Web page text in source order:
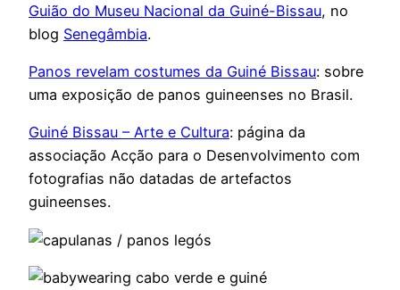
Guião do Museu Nacional da Guiné-Bissau, no
blog Senegâmbia.
Panos revelam costumes da Guiné Bissau: sobre
uma exposição de panos guineenses no Brasil.
Guiné Bissau – Arte e Cultura: página da
associação Acção para o Desenvolvimento com
fotografias não datadas de artefactos
guineenses.